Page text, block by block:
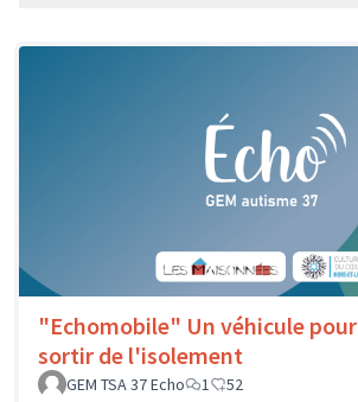
"Echomobile" Un véhicule pour
sortir de l'isolement
GEM TSA 37 Echo
1 52